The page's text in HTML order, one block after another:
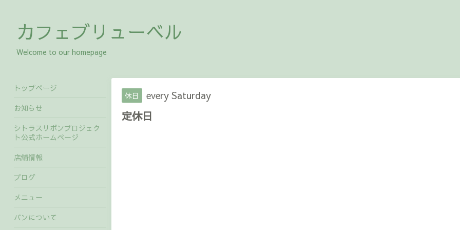
カフェブリューベル
Welcome to our homepage
休日 every Saturday
定休日
トップページ
お知らせ
シトラスリボンプロジェク
ト公式ホームページ
店舗情報
ブログ
メニュー
パンについて